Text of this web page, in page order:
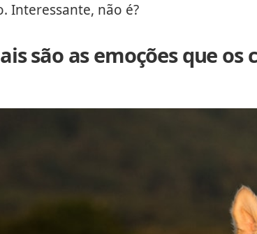
Interessante, não é?
são as emoções que os